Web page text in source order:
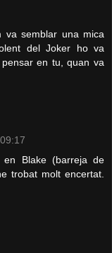
va semblar una mica
del Joker ho va
en tu, quan va
Blake (barreja de
trobat molt encertat.